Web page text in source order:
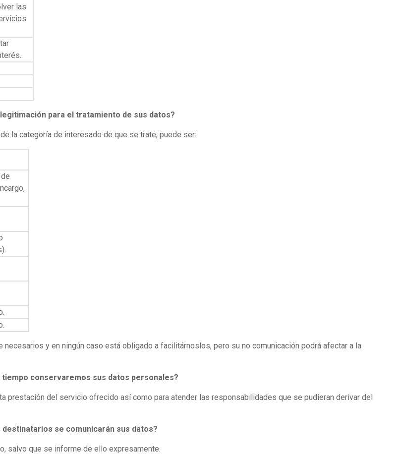
las
para el tratamiento de sus datos?
la categoría de interesado de que se trate, puede ser:
y en ningún caso está obligado a facilitárnoslos, pero su no comunicación podrá afectar a la
tiempo conservaremos sus datos personales?
prestación del servicio ofrecido así como para atender las responsabilidades que se pudieran derivar del
destinatarios se comunicarán sus datos?
salvo que se informe de ello expresamente.